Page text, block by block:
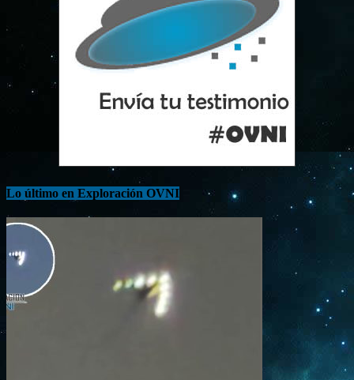
Lo último en Exploración OVNI